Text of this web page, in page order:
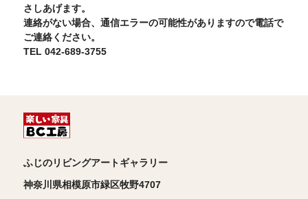
さしあげます。
連絡がない場合、通信エラーの可能性がありますので電話で
ご連絡ください。
TEL 042-689-3755
ふじのリビングアートギャラリー
神奈川県相模原市緑区牧野4707